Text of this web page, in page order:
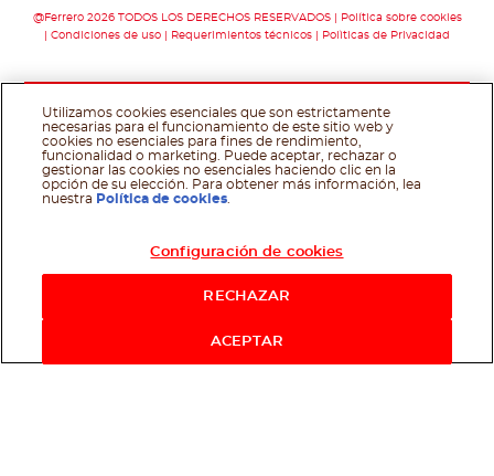
@Ferrero 2026 TODOS LOS DERECHOS RESERVADOS
Política sobre cookies
Condiciones de uso
Requerimientos técnicos Polìticas de Privacidad
Utilizamos cookies esenciales que son estrictamente
necesarias para el funcionamiento de este sitio web y
cookies no esenciales para fines de rendimiento,
funcionalidad o marketing. Puede aceptar, rechazar o
gestionar las cookies no esenciales haciendo clic en la
opción de su elección. Para obtener más información, lea
nuestra Política de cookies
Configuración de cookies
RECHAZAR
ACEPTAR